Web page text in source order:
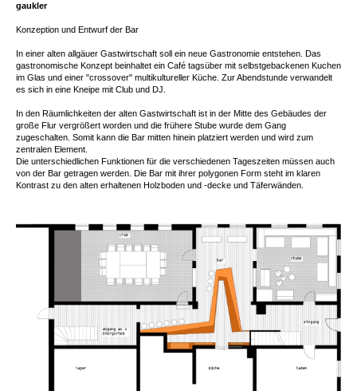
gaukler
Konzeption und Entwurf der Bar
In einer alten allgäuer Gastwirtschaft soll ein neue Gastronomie entstehen. Das
gastronomische Konzept beinhaltet ein Café tagsüber mit selbstgebackenen Kuchen
im Glas und einer "crossover" multikultureller Küche. Zur Abendstunde verwandelt
es sich in eine Kneipe mit Club und DJ.
In den Räumlichkeiten der alten Gastwirtschaft ist in der Mitte des Gebäudes der
große Flur vergrößert worden und die frühere Stube wurde dem Gang
zugeschalten. Somit kann die Bar mitten hinein platziert werden und wird zum
zentralen Element.
Die unterschiedlichen Funktionen für die verschiedenen Tageszeiten müssen auch
von der Bar getragen werden. Die Bar mit ihrer polygonen Form steht im klaren
Kontrast zu den alten erhaltenen Holzboden und -decke und Täferwänden.